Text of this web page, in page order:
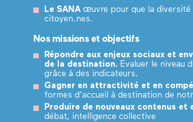
Le SANA œuvre pour que la
citoyen.nes.
Nos missions et objectifs
Répondre aux enjeux sociaux et
de la destination. Evaluer le niveau
grâce à des indicateurs.
Gagner en attractivité et en
formes d’accueil à destination de
Produire de nouveaux contenus et
débat, intelligence collective